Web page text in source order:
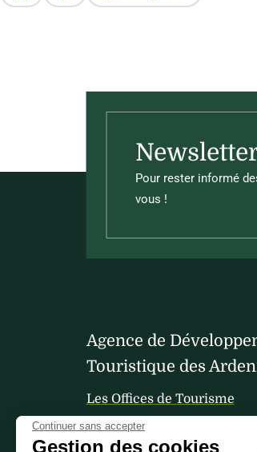
Pour rester informé
vous !
Agence de
Touristique des
Les Offices de Tourisme
Continuer sans accepter
Gestion des cookies